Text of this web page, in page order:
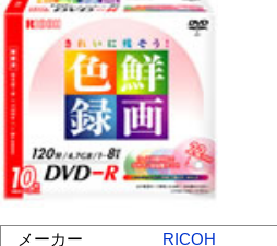
メーカー
RICOH